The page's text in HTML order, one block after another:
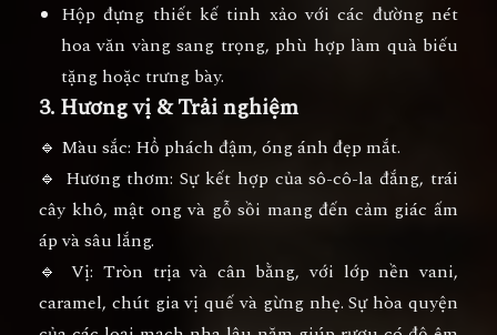
Hộp đựng thiết kế tinh xảo với các đường nét
hoa văn vàng sang trọng, phù hợp làm quà biếu
tặng hoặc trưng bày.
3. Hương vị & Trải nghiệm
🔹 Màu sắc: Hổ phách đậm, óng ánh đẹp mắt.
🔹 Hương thơm: Sự kết hợp củasô-cô-la đắng, trái
cây khô, mật ong và gỗ sồi mang đến cảm giác ấm
áp và sâu lắng.
🔹Vị: Tròn trịa và cân bằng, với lớp nền vani,
caramel, chút gia vị quế và gừng nhẹ. Sự hòa quyện